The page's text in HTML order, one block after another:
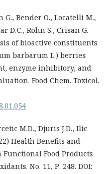
G., Bender O., Locatelli M.,
D.C., Rohn S., Crisan G.
of bioactive constituents
barbarum L.) berries
enzyme inhibitory, and
Food Chem. Toxicol.
M.D., Djuris J.D., Ilic
Health Benefits and
Food Products
No. 11, Р. 248. DOI: